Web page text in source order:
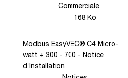
Commerciale
168 Ko
Modbus EasyVEC® C4 Micro-
watt + 300 - 700 - Notice
d'Installation